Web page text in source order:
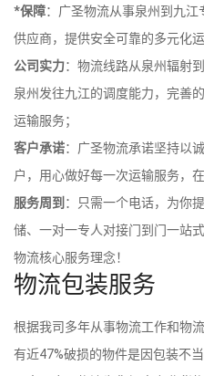
*保障：广圣物流从事泉州到九
供应商，提供安全可靠的多元化运
公司实力：物流线路从泉州辐射
泉州发往九江的调度能力，完善
运输服务；
客户承诺：广圣物流承诺坚持以
户，用心做好每一次运输服务，
服务周到 ：只需一个电话，为你
储、一对一专人对接门到门一站
物流核心服务理念！
物流包装服务
根据我司多年从事物流工作和物
有近47%破损的物件是因包装不